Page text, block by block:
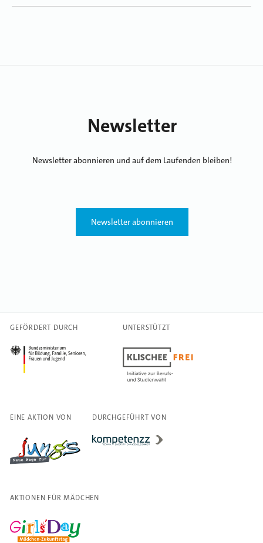
Newsletter
Newsletter abonnieren und auf dem Laufenden bleiben!
Newsletter abonnieren
GEFÖRDERT DURCH UNTERSTÜTZT
EINE AKTION VON DURCHGEFÜHRT VON
AKTIONEN FÜR MÄDCHEN